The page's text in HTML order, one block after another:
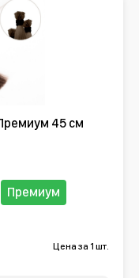
45 см
Премиум
Цена за 1 шт.